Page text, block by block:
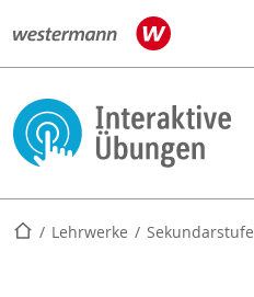
Startseite
Lehrwerke Sekundarstufe